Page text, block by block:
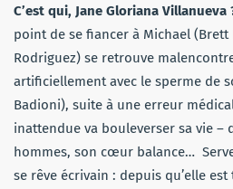
C’est qui, Jane Gloriana Villanueva
point de se fiancer à Michael (Brett
Rodriguez) se retrouve
artificiellement avec le sperme de
Badioni), suite à une erreur
inattendue va bouleverser sa vie –
hommes, son cœur balance…
se rêve écrivain : depuis qu’elle